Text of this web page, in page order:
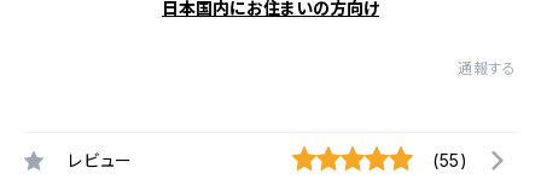
日本国内にお住まいの方向け
通報する
レビュー (55)